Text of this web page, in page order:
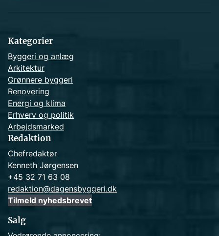
Kategorier
Byggeri og anlæg
Arkitektur
Grønnere byggeri
Renovering
Energi og klima
Erhverv og politik
Arbejdsmarked
Redaktion
Chefredaktør
Kenneth Jørgensen
+45 32 71 63 08
redaktion@dagensbyggeri.dk
Tilmeld nyhedsbrevet
Salg